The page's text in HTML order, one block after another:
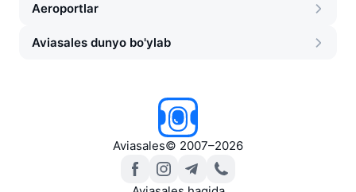
Aeroportlar
Aviasales dunyo bo'ylab
Aviasales© 2007–2026